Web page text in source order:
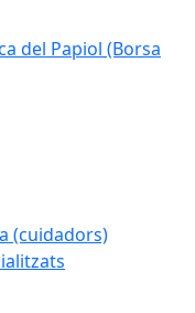
del Papiol (Borsa
(cuidadors)